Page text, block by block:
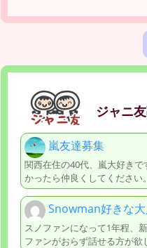
ジャニ
嵐友達募集
関西在住の40代、嵐大好き
かったら仲良くしてください
Snowman好きな
スノファンになって1年程、
ファンがおらず話せる方が欲